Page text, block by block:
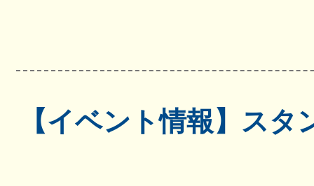
【イベント情報】ス